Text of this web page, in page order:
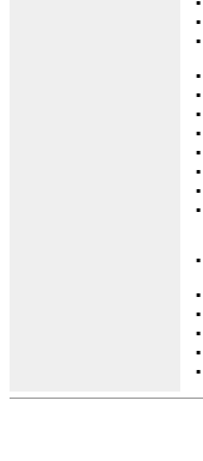
▪
▪
▪
▪
▪
▪
▪
▪
▪
▪
▪
▪
▪
▪
▪
▪